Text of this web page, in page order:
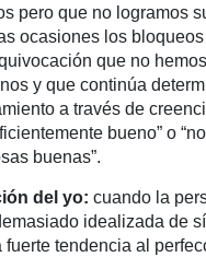
pero que no logramos
ocasiones los
que no
y que continúa
a través de
bueno” o
buenas”.
del yo: cuando la
idealizada de
fuerte tendencia al